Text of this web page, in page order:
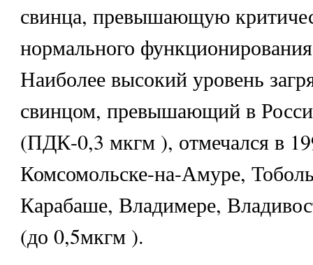
свинца, превышающую
нормального
Наиболее высокий уровень
свинцом, превышающий в
(ПДК-0,3 мкгм ), отмечался в
Комсомольске-на-Амуре,
Карабаше, Владимере,
(до 0,5мкгм ).